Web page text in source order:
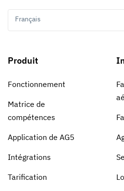
Français
Produit
Fonctionnement
Matrice de
compétences
Application de AG5
Intégrations
Tarification